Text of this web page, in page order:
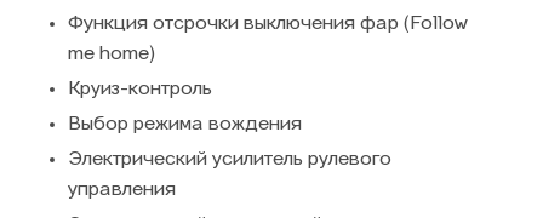
Функция отсрочки выключения фар (Follow
me home)
Круиз-контроль
Выбор режима вождения
Электрический усилитель рулевого
управления